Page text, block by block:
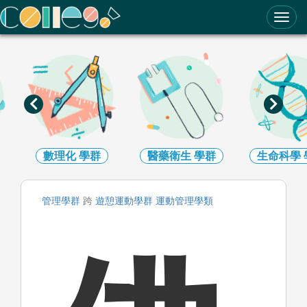
ColleGo! 大學選才與高中育才輔助系統
數理化學群 醫藥衛生 學群 生命科學
管理學群 跨 遊憩運動學群 運動管理學類